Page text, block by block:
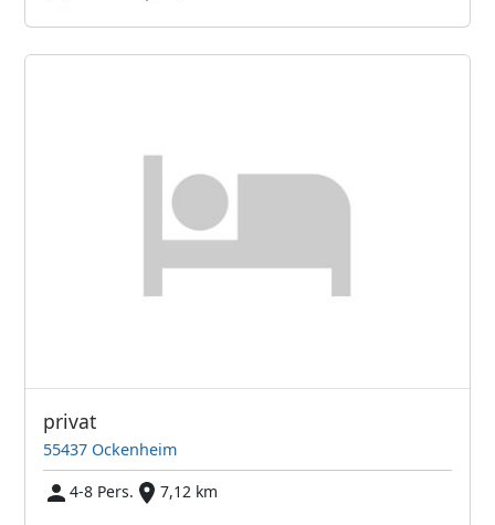
privat
55437 Ockenheim
4-8 Pers.
7,12 km